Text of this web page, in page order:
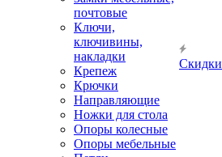
почтовые
Ключи,
ключивины,
накладки
Крепеж
Крючки
Направляющие
Ножки для стола
Опоры колесные
Опоры мебельные
Скидки